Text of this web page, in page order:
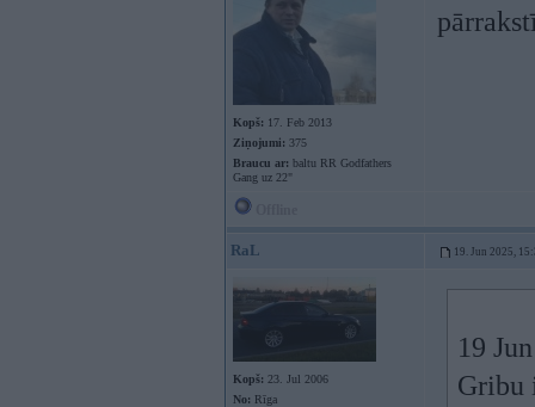
Kopš: 17. Feb 2013
Ziņojumi: 375
Braucu ar: baltu RR Godfathers
Gang uz 22"
RaL 19. Jun 2025,
Kopš: 23. Jul 2006
No: Rīga
19
Gribu